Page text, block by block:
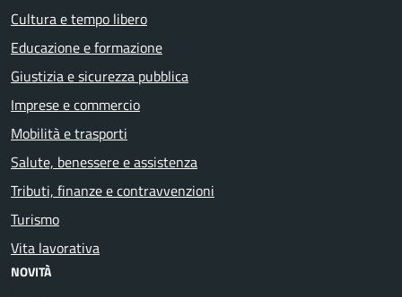
Cultura e tempo libero
Educazione e formazione
Giustizia e sicurezza pubblica
Imprese e commercio
Mobilità e trasporti
Salute, benessere e assistenza
Tributi, finanze e contravvenzioni
Turismo
Vita lavorativa
NOVITÀ